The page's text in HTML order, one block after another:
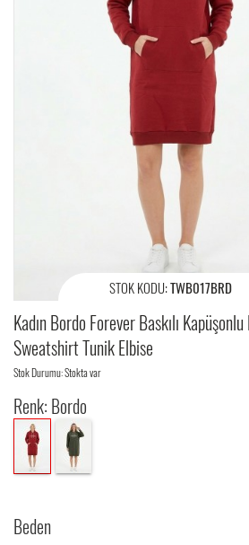
STOK KODU:TWB017BRD
Kadın Bordo Forever Baskılı
Sweatshirt Tunik Elbise
Stok Durumu: Stokta var
Renk: Bordo
Beden